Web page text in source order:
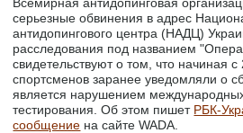
серьезные обвинения в адрес
антидопингового центра (НАДЦ)
расследования под названием
свидетельствуют о том, что начиная с
спортсменов заранее уведомляли о
является нарушением
тестирования. Об этом пишет РБК-
сообщение на сайте WADA.